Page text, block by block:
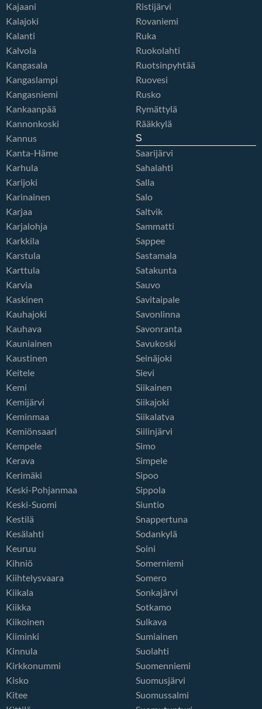
Kajaani
Kalajoki
Kalanti
Kalvola
Kangasala
Kangaslampi
Kangasniemi
Kankaanpää
Kannonkoski
Kannus
Kanta-Häme
Karhula
Karijoki
Karinainen
Karjaa
Karjalohja
Karkkila
Karstula
Karttula
Karvia
Kaskinen
Kauhajoki
Kauhava
Kauniainen
Kaustinen
Keitele
Kemi
Kemijärvi
Keminmaa
Kemiönsaari
Kempele
Kerava
Kerimäki
Keski-Pohjanmaa
Keski-Suomi
Kestilä
Kesälahti
Keuruu
Kihniö
Kiihtelysvaara
Kiikala
Kiikka
Kiikoinen
Kiiminki
Kinnula
Kirkkonummi
Kisko
Kitee
Ristijärvi
Rovaniemi
Ruka
Ruokolahti
Ruotsinpyhtää
Ruovesi
Rusko
Rymättylä
Rääkkylä
S
Saarijärvi
Sahalahti
Salla
Salo
Saltvik
Sammatti
Sappee
Sastamala
Satakunta
Sauvo
Savitaipale
Savonlinna
Savonranta
Savukoski
Seinäjoki
Sievi
Siikainen
Siikajoki
Siikalatva
Siilinjärvi
Simo
Simpele
Sipoo
Sippola
Siuntio
Snappertuna
Sodankylä
Soini
Somerniemi
Somero
Sonkajärvi
Sotkamo
Sulkava
Sumiainen
Suolahti
Suomenniemi
Suomusjärvi
Suomussalmi